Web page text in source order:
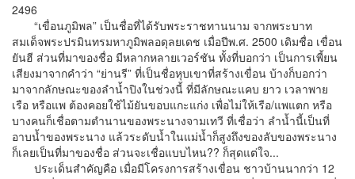
2496
“เขื่อนภูมิพล” เป็นชื่อที่ได้รับพระราชทานนาม จากพระบาท
สมเด็จพระปรมินทรมหาภูมิพลอดุลยเดช เมื่อปีพ.ศ. 2500 เดิมชื่อ เขื่อน
ยันฮี ส่วนที่มาของชื่อ มีหลากหลายเวอร์ชัน ทั้งที่บอกว่า เป็นการเพี้ยน
เสียงมาจากคำว่า “ย่านรี” ที่เป็นชื่อหุบเขาที่สร้างเขื่อน บ้างก็บอกว่า
มาจากลักษณะของลำน้ำปิงในช่วงนี้ ที่มีลักษณะแคบ ยาว เวลาพาย
เรือ หรือแพ ต้องคอยใช้ไม้ยันขอบแกะแก่ง เพื่อไม่ให้เรือ/แพแตก หรือ
บางคนก็เชื่อตามตำนานของพระนางจามเทวี ที่เชื่อว่า ลำน้ำนี้เป็นที่
อาบน้ำของพระนาง แล้วระดับน้ำในแม่น้ำก็สูงถึงของลับของพระนาง
ก็เลยเป็นที่มาของชื่อ ส่วนจะเชื่อแบบไหน?? ก็สุดแต่ใจ...
ประเด็นสำคัญคือ เมื่อมีโครงการสร้างเขื่อน ชาวบ้านนากว่า 12